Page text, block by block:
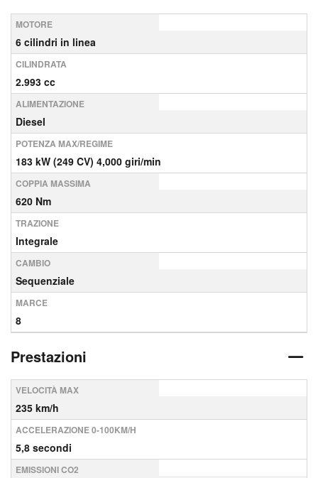
MOTORE
6 cilindri in linea
CILINDRATA
2.993 cc
ALIMENTAZIONE
Diesel
POTENZA MAX/REGIME
183 kW (249 CV) 4,000 giri/min
COPPIA MASSIMA
620 Nm
TRAZIONE
Integrale
CAMBIO
Sequenziale
MARCE
8
Prestazioni
VELOCITÀ MAX
235 km/h
ACCELERAZIONE 0-100KM/H
5,8 secondi
EMISSIONI CO2